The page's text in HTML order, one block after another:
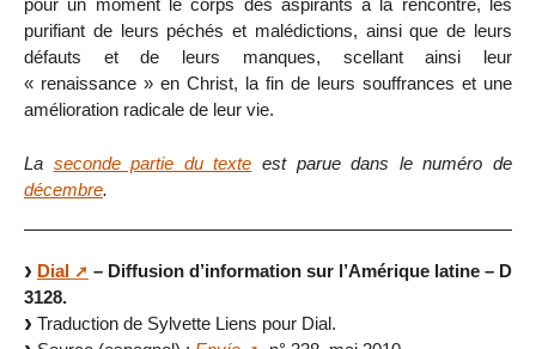
purifiant de leurs péchés et malédictions, ainsi que de leurs
défauts et de leurs manques, scellant ainsi leur
« renaissance » en Christ, la fin de leurs souffrances et une
amélioration radicale de leur vie.
La seconde partie du texte est parue dans le numéro de
décembre.
Dial
– Diffusion d’information sur l’Amérique latine – D
3128.
Traduction de Sylvette Liens pour Dial.